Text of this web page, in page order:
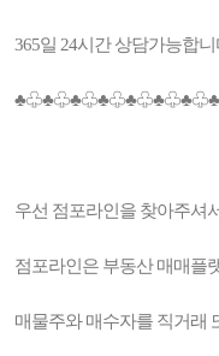
365일 24시간 상담가능합니
우선 점포라인을 찾아주셔
점포라인은 부동산 매매플
매물주와 매수자를 직거래